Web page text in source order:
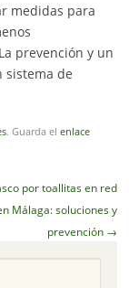
medidas para
prevención y un
sistema de
. Guarda el enlace
por toallitas en red
Málaga: soluciones y
prevención →